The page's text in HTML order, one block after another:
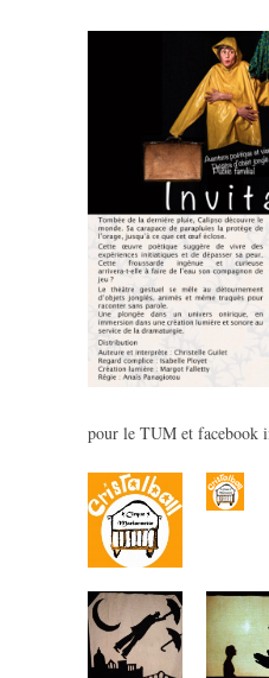
pour le TUM et facebook